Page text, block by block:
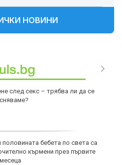
НОВИНИ
след секс – трябва ли да се
половината бебета по света са
кърмени през първите